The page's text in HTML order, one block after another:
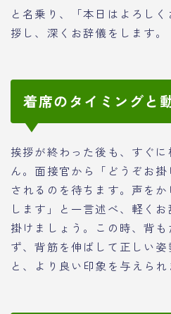
と名乗り、「本日はよろし
拶し、深くお辞儀をします。
着席のタイミングと
挨拶が終わった後も、すぐ
ん。面接官から「どうぞお
されるのを待ちます。声を
します」と一言述べ、軽く
掛けましょう。この時、背
ず、背筋を伸ばして正しい
と、より良い印象を与えられ